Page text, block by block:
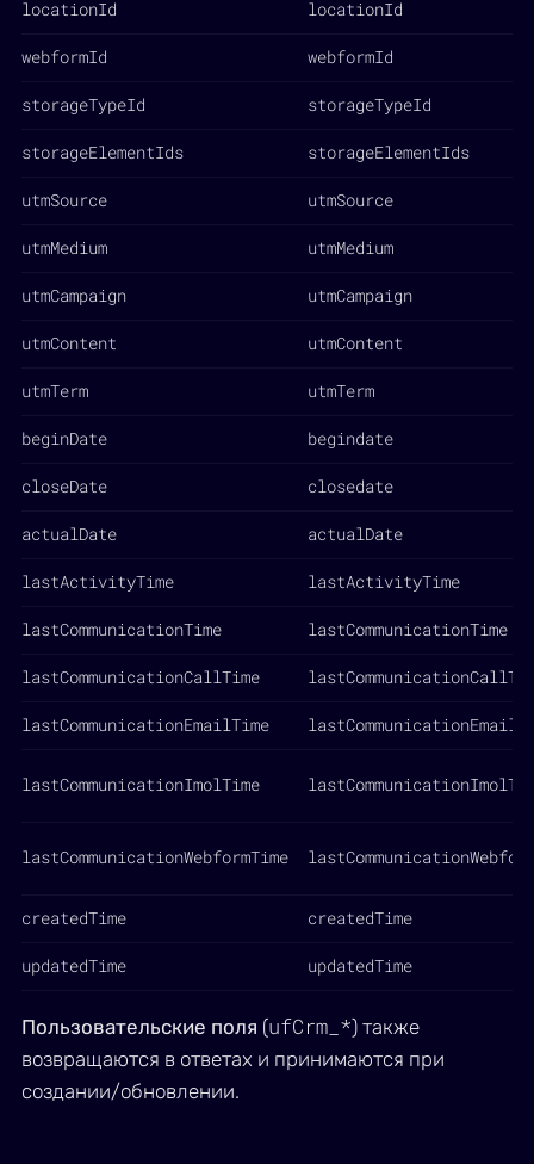
locationId locationId
webformId webformId
storageTypeId storageTypeId
storageElementIds storageElementIds
utmSource utmSource
utmMedium utmMedium
utmCampaign utmCampaign
utmContent utmContent
utmTerm utmTerm
beginDate begindate
closeDate closedate
actualDate actualDate
lastActivityTime lastActivityTime
lastCommunicationTime lastCommunicationTime
lastCommunicationCallTime
lastCommunicationEmailTime
lastCommunicationImolTime
lastCommunicationWebformTime
createdTime createdTime
updatedTime updatedTime
Пользовательские поля (ufCrm_*) также
возвращаются в ответах и принимаются при
создании/обновлении.